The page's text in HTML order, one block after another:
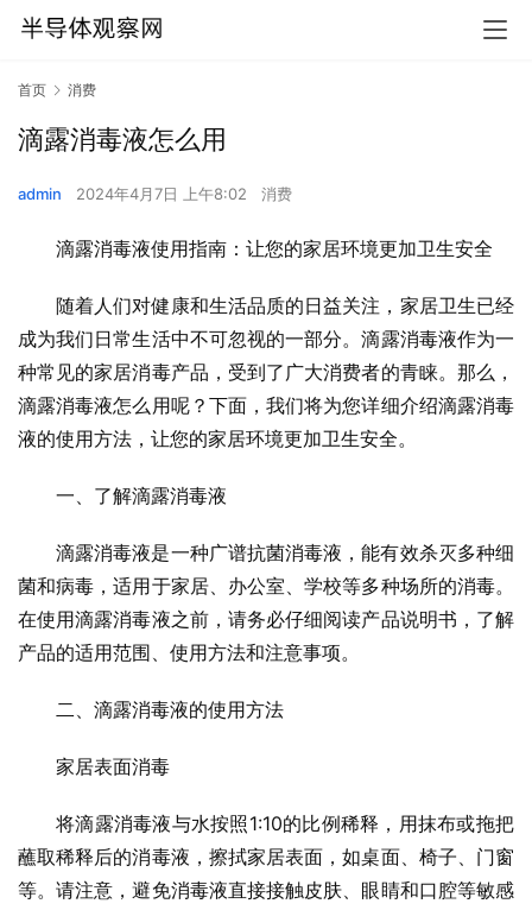
首页 消费
滴露消毒液怎么用
admin 2024年4月7日 上午8:02 消费
滴露消毒液使用指南：让您的家居环境更加卫生安全
随着人们对健康和生活品质的日益关注，家居卫生已经
成为我们日常生活中不可忽视的一部分。滴露消毒液作为一
种常见的家居消毒产品，受到了广大消费者的青睐。那么，
滴露消毒液怎么用呢？下面，我们将为您详细介绍滴露消毒
液的使用方法，让您的家居环境更加卫生安全。
一、了解滴露消毒液
滴露消毒液是一种广谱抗菌消毒液，能有效杀灭多种细
菌和病毒，适用于家居、办公室、学校等多种场所的消毒。
在使用滴露消毒液之前，请务必仔细阅读产品说明书，了解
产品的适用范围、使用方法和注意事项。
二、滴露消毒液的使用方法
家居表面消毒
将滴露消毒液与水按照1:10的比例稀释，用抹布或拖把
蘸取稀释后的消毒液，擦拭家居表面，如桌面、椅子、门窗
等。请注意，避免消毒液直接接触皮肤、眼睛和口腔等敏感